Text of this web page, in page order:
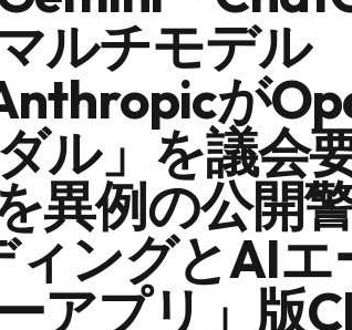
ルチモデル
が
ル」を議会
異例の公開
ングとAIエ
アプリ」版